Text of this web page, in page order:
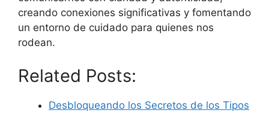
creando conexiones significativas y fomentando
un entorno de cuidado para quienes nos
rodean.
Related Posts:
Desbloqueando los Secretos de los Tipos